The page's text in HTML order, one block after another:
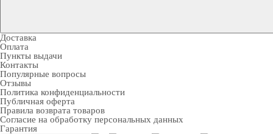
Доставка
Оплата
Пункты выдачи
Контакты
Популярные вопросы
Отзывы
Политика конфиденциальности
Публичная оферта
Правила возврата товаров
Согласие на обработку персональных данных
Гарантия